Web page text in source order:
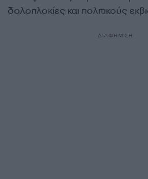
δολοπλοκίες και πολιτικούς
ΔΙΑΦΗΜΙΣΗ